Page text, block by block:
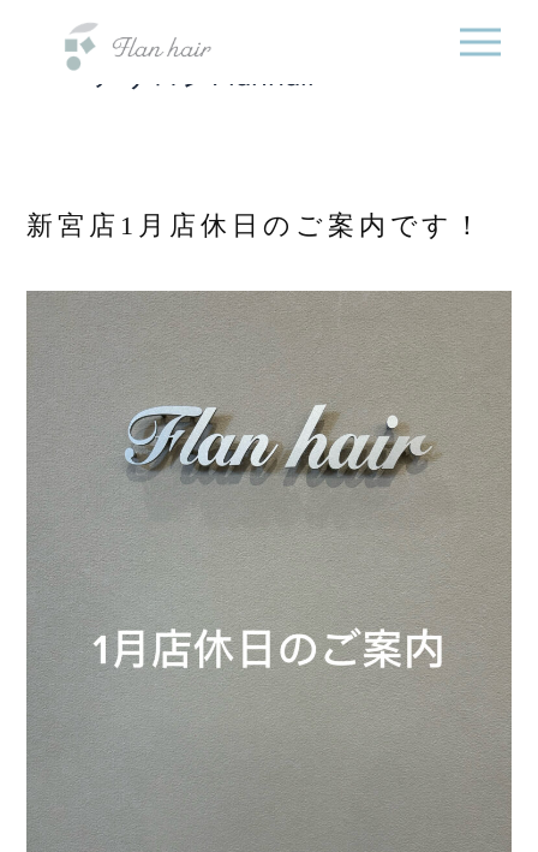
院・半個室オーガニック
ヘアサロンFlanhair
新宮店1月店休日のご案内です！